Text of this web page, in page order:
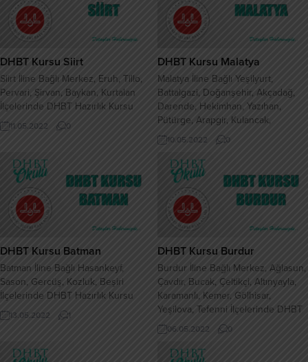
DHBT Kursu Siirt
Siirt İline Bağlı Merkez, Eruh, Tillo,
Pervari, Şirvan, Baykan, Kurtalan
İlçelerinde DHBT Hazırlık Kursu
11.05.2022 0
DHBT Kursu Malatya
Malatya İline Bağlı Yeşilyurt,
Battalgazi, Doğanşehir, Akçadağ,
Darende, Hekimhan, Yazıhan,
Pütürge, Arapgir, Kulancak,
Arguvan, Kale, Doğanyol İlçelerinde
DHBT Hazırlık Kursu
10.05.2022 0
DHBT Kursu Batman
Batman İline Bağlı Hasankeyf,
Sason, Gercüş, Kozluk, Beşiri
İlçelerinde DHBT Hazırlık Kursu
13.05.2022 1
DHBT Kursu Burdur
Burdur İline Bağlı Merkez, Ağlasun,
Çavdır, Bucak, Çeltikçi, Altınyayla,
Karamanlı, Kemer, Gölhisar,
Yeşilova, Tefenni İlçelerinde DHBT
Hazırlık Kursu
06.05.2022 0